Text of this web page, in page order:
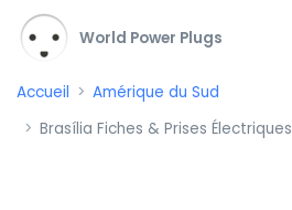
World Power Plugs
Accueil
Amérique du Sud
Brasília Fiches & Prises Électriques